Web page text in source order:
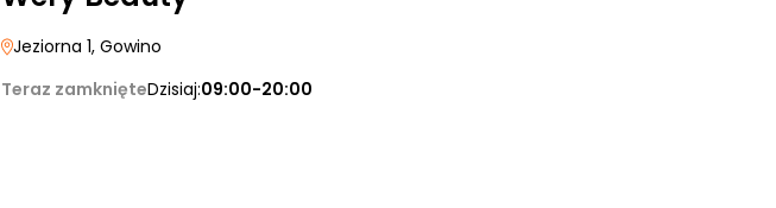
Jeziorna 1, Gowino
Teraz zamknięteDzisiaj:09:00-20:00